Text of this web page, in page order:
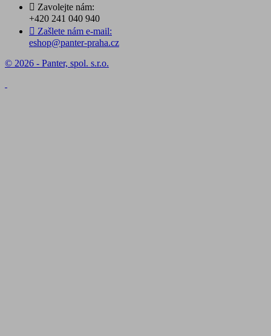
 Zavolejte nám:
+420 241 040 940
 Zašlete nám e-mail:
eshop@panter-praha.cz
© 2026 - Panter, spol. s.r.o.